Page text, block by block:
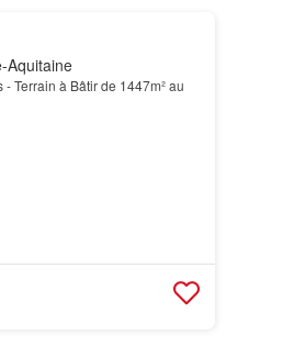
Aquitaine
Terrain à Bâtir de 1447m² au